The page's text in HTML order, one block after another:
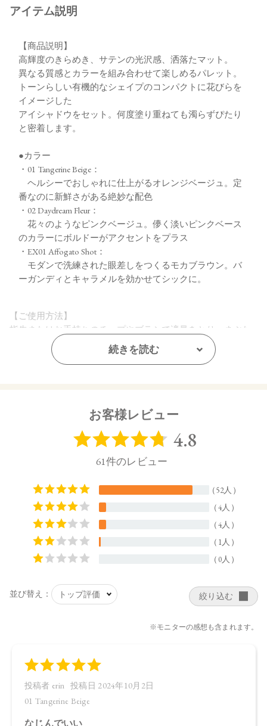
アイテム説明
【商品説明】
高輝度のきらめき、サテンの光沢感、洒落たマット。
異なる質感とカラーを組み合わせて楽しめるパレット。
トーンらしい有機的なシェイプのコンパクトに花びらを
イメージした
アイシャドウをセット。何度塗り重ねても濁らずぴたり
と密着します。
●カラー
・01 Tangerine Beige：
ヘルシーでおしゃれに仕上がるオレンジベージュ。定
番なのに新鮮さがある絶妙な配色
・02 Daydream Fleur：
花々のようなピンクベージュ。儚く淡いピンクベース
のカラーにボルドーがアクセントをプラス
・EX01 Affogato Shot：
モダンで洗練された眼差しをつくるモカブラウン。バ
ーガンディとキャラメルを効かせてシックに。
【ご使用方法】
指先またはお手持ちのチップやブラシで適量をとり、まぶた
全体にぼかします。
イソステアリン酸水添ヒマシ油、酢酸セルロース、ラウリン
酸亜鉛、シリカ、アルガニアスピノサ核油、オプンチアフィ
クスインジカ種子油、スクワラン、トコフェロール、ローズ
マリー葉エキス、酸化スズ、カニナバラ果実油、マイカ、合
成フルオロフロゴパイト、酸化チタン、酸化鉄、水酸化Al、
赤226、金
・02 Daydream Fleur
トリエチルヘキサノイン、タルク、イソステアリン酸水添ヒ
酸亜鉛、シリカ、アルガニアスピノサ核油、オプンチアフィ
フェロール、ローズマリー葉エキス、酸化スズ、マイカ、合
成フルオロフロゴパイト、酸化チタン、酸化鉄、グンジョ
ウ、水酸化Al、赤202、金
続きを読む
お客様レビュー